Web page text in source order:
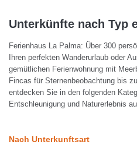
Unterkünfte nach Typ
Ferienhaus La Palma: Über 300
Ihren perfekten Wanderurlaub oder
gemütlichen Ferienwohnung mit
Fincas für Sternenbeobachtung bis
entdecken Sie in den folgenden
Entschleunigung und Naturerlebnis
Nach Unterkunftsart